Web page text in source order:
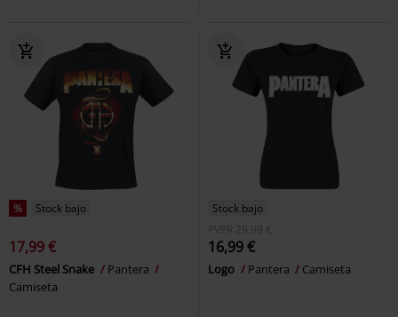
% Stock bajo
17,99 €
CFH Steel Snake
Pantera
Camiseta
Stock bajo
PVPR 29,99 €
16,99 €
Logo Pantera Camiseta